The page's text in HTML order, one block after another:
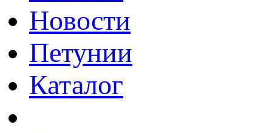
Новости
Петунии
Каталог